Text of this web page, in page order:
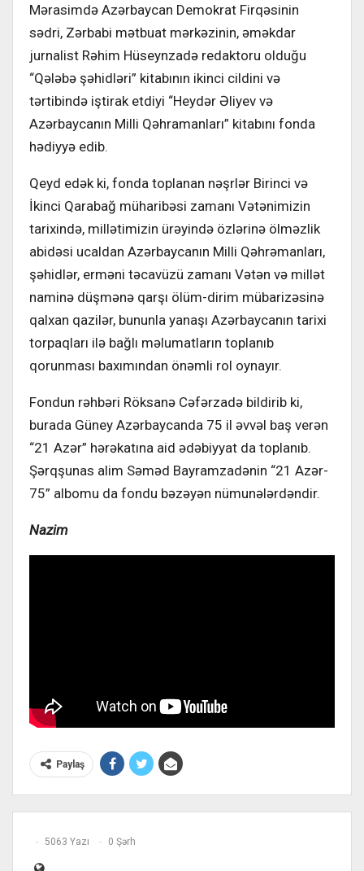
Mərasimdə Azərbaycan Demokrat Firqəsinin
sədri, Zərbabi mətbuat mərkəzinin, əməkdar
jurnalist Rəhim Hüseynzadə redaktoru olduğu
“Qələbə şəhidləri” kitabının ikinci cildini və
tərtibində iştirak etdiyi “Heydər Əliyev və
Azərbaycanın Milli Qəhramanları” kitabını fonda
hədiyyə edib.
Qeyd edək ki, fonda toplanan nəşrlər Birinci və
İkinci Qarabağ müharibəsi zamanı Vətənimizin
tarixində, millətimizin ürəyində özlərinə ölməzlik
abidəsi ucaldan Azərbaycanın Milli Qəhrəmanları,
şəhidlər, erməni təcavüzü zamanı Vətən və millət
naminə düşmənə qarşı ölüm-dirim mübarizəsinə
qalxan qazilər, bununla yanaşı Azərbaycanın tarixi
torpaqları ilə bağlı məlumatların toplanıb
qorunması baxımından önəmli rol oynayır.
Fondun rəhbəri Röksanə Cəfərzadə bildirib ki,
burada Güney Azərbaycanda 75 il əvvəl baş verən
“21 Azər” hərəkatına aid ədəbiyyat da toplanıb.
Şərqşunas alim Səməd Bayramzadənin “21 Azər-
75” albomu da fondu bəzəyən nümunələrdəndir.
Nazim
Paylaş
5063 Yazı 0 Şərh